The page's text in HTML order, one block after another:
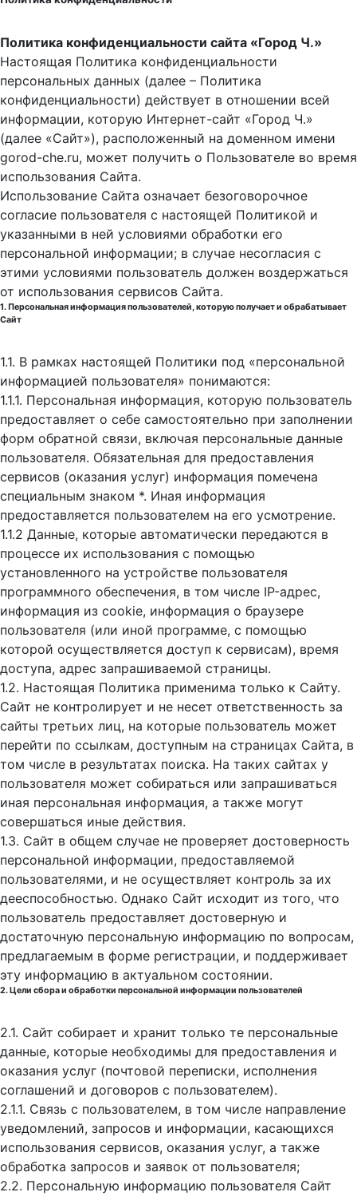
Политика конфиденциальности сайта «Город Ч.»
Настоящая Политика конфиденциальности
персональных данных (далее – Политика
конфиденциальности) действует в отношении всей
информации, которую Интернет-сайт «Город Ч.»
(далее «Сайт»), расположенный на доменном имени
gorod-che.ru, может получить о Пользователе во время
использования Cайта.
Использование Сайта означает безоговорочное
согласие пользователя с настоящей Политикой и
указанными в ней условиями обработки его
персональной информации; в случае несогласия с
этими условиями пользователь должен воздержаться
от использования сервисов Сайта.
1. Персональная информация пользователей, которую получает и обрабатывает
Сайт
1.1. В рамках настоящей Политики под «персональной
информацией пользователя» понимаются:
1.1.1. Персональная информация, которую пользователь
предоставляет о себе самостоятельно при заполнении
форм обратной связи, включая персональные данные
пользователя. Обязательная для предоставления
сервисов (оказания услуг) информация помечена
специальным знаком *. Иная информация
предоставляется пользователем на его усмотрение.
1.1.2 Данные, которые автоматически передаются в
процессе их использования с помощью
установленного на устройстве пользователя
программного обеспечения, в том числе IP-адрес,
информация из cookie, информация о браузере
пользователя (или иной программе, с помощью
которой осуществляется доступ к cервисам), время
доступа, адрес запрашиваемой страницы.
1.2. Настоящая Политика применима только к Сайту.
Сайт не контролирует и не несет ответственность за
сайты третьих лиц, на которые пользователь может
перейти по ссылкам, доступным на страницах Сайта, в
том числе в результатах поиска. На таких сайтах у
пользователя может собираться или запрашиваться
иная персональная информация, а также могут
совершаться иные действия.
1.3. Сайт в общем случае не проверяет достоверность
персональной информации, предоставляемой
пользователями, и не осуществляет контроль за их
дееспособностью. Однако Сайт исходит из того, что
пользователь предоставляет достоверную и
достаточную персональную информацию по вопросам,
предлагаемым в форме регистрации, и поддерживает
эту информацию в актуальном состоянии.
2. Цели сбора и обработки персональной информации пользователей
2.1. Сайт собирает и хранит только те персональные
данные, которые необходимы для предоставления и
оказания услуг (почтовой переписки, исполнения
соглашений и договоров с пользователем).
2.1.1. Связь с пользователем, в том числе направление
уведомлений, запросов и информации, касающихся
использования сервисов, оказания услуг, а также
обработка запросов и заявок от пользователя;
2.2. Персональную информацию пользователя Сайт